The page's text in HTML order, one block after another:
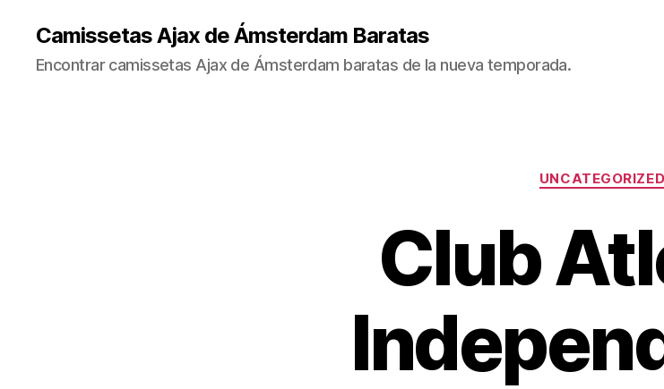
Camissetas Ajax de Ámsterdam Baratas
Encontrar camissetas Ajax de Ámsterdam baratas de la nueva temporada.
UNCATEGORIZED
Club